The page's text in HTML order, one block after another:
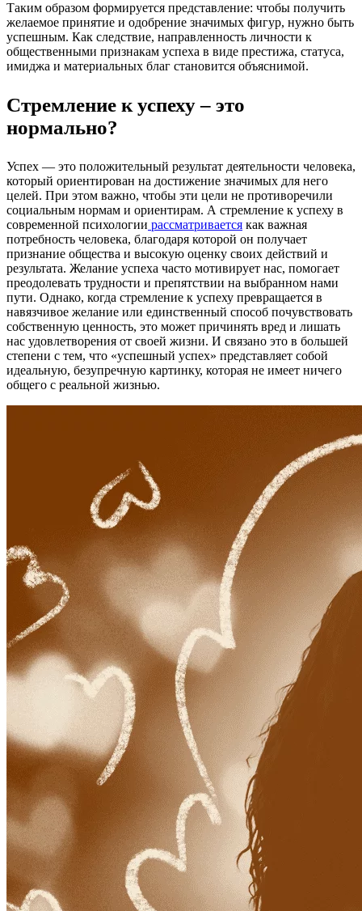
Таким образом формируется представление: чтобы получить
желаемое принятие и одобрение значимых фигур, нужно быть
успешным. Как следствие, направленность личности к
общественными признакам успеха в виде престижа, статуса,
имиджа и материальных благ становится объяснимой.
Стремление к успеху – это
нормально?
Успех — это положительный результат деятельности человека,
который ориентирован на достижение значимых для него
целей. При этом важно, чтобы эти цели не противоречили
социальным нормам и ориентирам. А стремление к успеху в
современной психологии рассматривается как важная
потребность человека, благодаря которой он получает
признание общества и высокую оценку своих действий и
результата. Желание успеха часто мотивирует нас, помогает
преодолевать трудности и препятствии на выбранном нами
пути. Однако, когда стремление к успеху превращается в
навязчивое желание или единственный способ почувствовать
собственную ценность, это может причинять вред и лишать
нас удовлетворения от своей жизни. И связано это в большей
степени с тем, что «успешный успех» представляет собой
идеальную, безупречную картинку, которая не имеет ничего
общего с реальной жизнью.